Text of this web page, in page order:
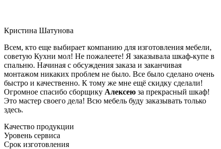
Кристина Шатунова
Всем, кто еще выбирает компанию для изготовления мебели,
советую Кухни мол! Не пожалеете! Я заказывала шкаф-купе в
спальню. Начиная с обсуждения заказа и заканчивая
монтажом никаких проблем не было. Все было сделано очень
быстро и качественно. К тому же мне ещё скидку сделали!
Огромное спасибо сборщику Алексею за прекрасный шкаф!
Это мастер своего дела! Всю мебель буду заказывать только
здесь.
Качество продукции
Уровень сервиса
Срок изготовления